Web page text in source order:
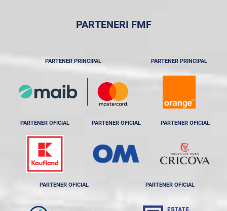
PARTENERI FMF
PARTENER PRINCIPAL PARTENER PRINCIPAL
PARTENER OFICIAL PARTENER OFICIAL PARTENER OFICIAL
PARTENER OFICIAL PARTENER OFICIAL